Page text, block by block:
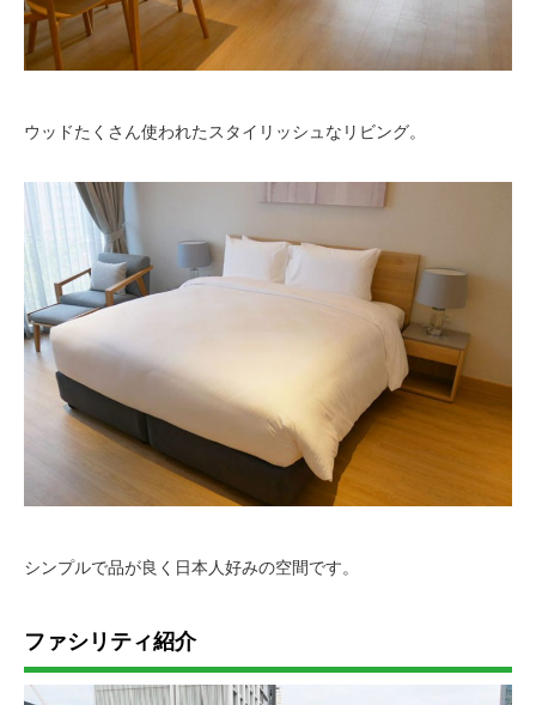
ウッドたくさん使われたスタイリッシュなリビング。
シンプルで品が良く日本人好みの空間です。
ファシリティ紹介